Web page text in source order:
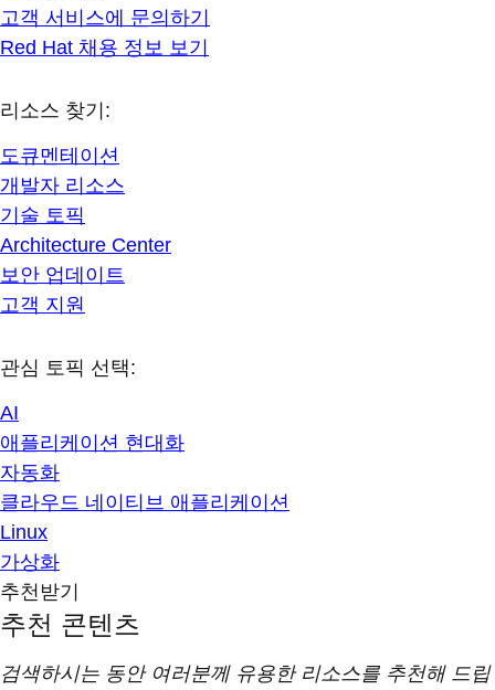
고객 서비스에 문의하기
Red Hat 채용 정보 보기
리소스 찾기:
도큐멘테이션
개발자 리소스
기술 토픽
Architecture Center
보안 업데이트
고객 지원
관심 토픽 선택:
AI
애플리케이션 현대화
자동화
클라우드 네이티브 애플리케이션
Linux
가상화
추천받기
추천 콘텐츠
검색하시는 동안 여러분께 유용한 리소스를 추천해 드립